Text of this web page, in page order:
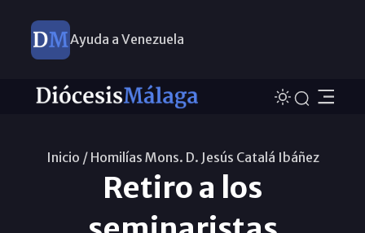
Ayuda a Venezuela
Inicio / Homilías Mons. D. Jesús Catalá Ibáñez
Retiro a los